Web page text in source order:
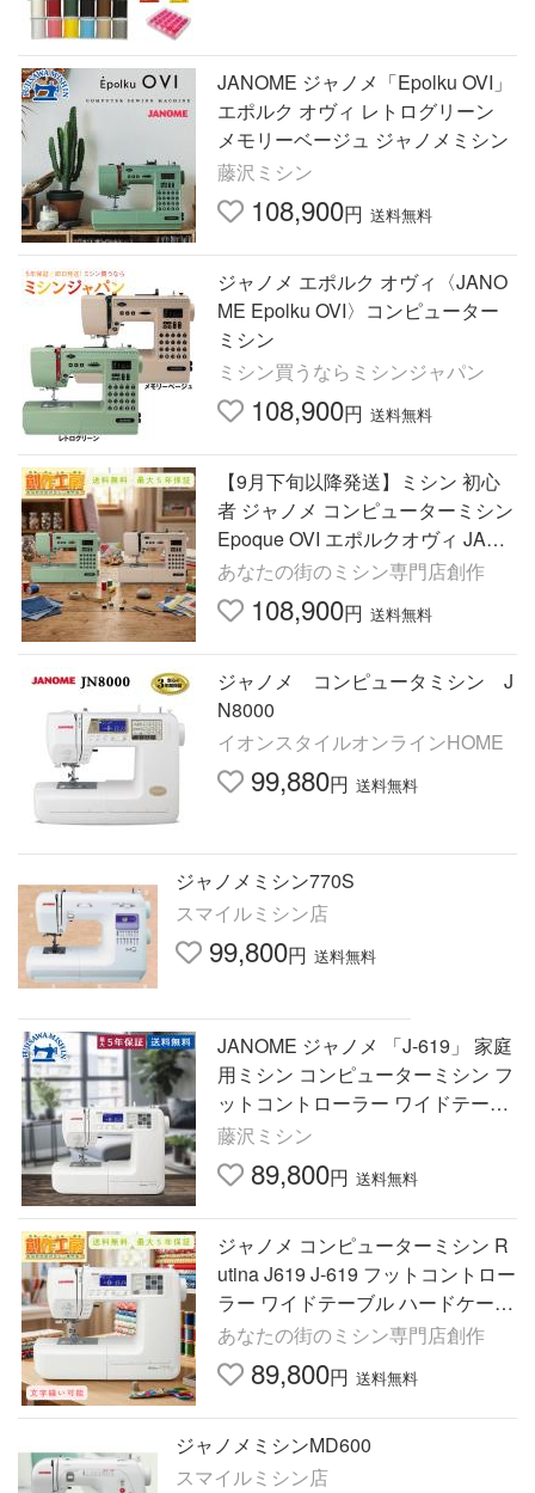
JANOME ジャノメ「Epolku OVI」
エポルク オヴィ レトログリーン
メモリーベージュ ジャノメミシン
藤沢ミシン
108,900円 送料無料
ジャノメ エポルク オヴィ〈JANO
ME Epolku OVI〉コンピューター
ミシン
ミシン買うならミシンジャパン
108,900円 送料無料
【9月下旬以降発送】ミシン 初心
者 ジャノメ コンピューターミシン
Epoque OVI エポルクオヴィ JANO
ME 蛇の目 フリーアーム 可愛い 爆
買
あなたの街のミシン専門店創作
108,900円 送料無料
ジャノメ コンピュータミシン J
N8000
イオンスタイルオンラインHOME
99,880円 送料無料
ジャノメミシン770S
スマイルミシン店
99,800円 送料無料
JANOME ジャノメ 「J-619」 家庭
用ミシン コンピューターミシン フ
ットコントローラー ワイドテーブ
ル 文字縫い
藤沢ミシン
89,800円 送料無料
ジャノメ コンピューターミシン R
utina J619 J-619 フットコントロー
ラー ワイドテーブル ハードケース
janome 蛇の目 ミシン初心者 入園
入学準備 爆買
あなたの街のミシン専門店創作
89,800円 送料無料
ジャノメミシンMD600
スマイルミシン店